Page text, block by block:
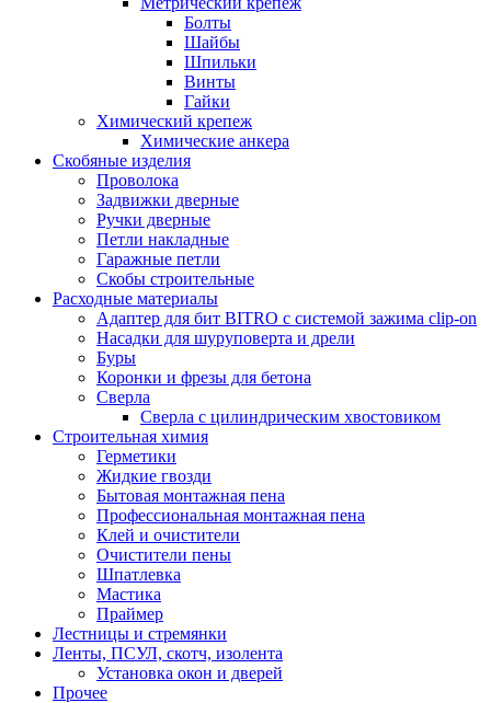
Болты
Шайбы
Шпильки
Винты
Гайки
Химический крепеж
Химические анкера
Скобяные изделия
Проволока
Задвижки дверные
Ручки дверные
Петли накладные
Гаражные петли
Скобы строительные
Расходные материалы
Адаптер для бит BITRO с системой зажима clip-on
Насадки для шуруповерта и дрели
Буры
Коронки и фрезы для бетона
Сверла
Сверла с цилиндрическим хвостовиком
Строительная химия
Герметики
Жидкие гвозди
Бытовая монтажная пена
Профессиональная монтажная пена
Клей и очистители
Очистители пены
Шпатлевка
Мастика
Праймер
Лестницы и стремянки
Ленты, ПСУЛ, скотч, изолента
Установка окон и дверей
Прочее